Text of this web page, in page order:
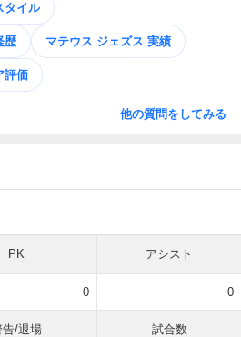
タイル
歴 マテウス ジェズス 実績
評価
他の質問をしてみる
PK アシスト
0 0
告/退場 試合数